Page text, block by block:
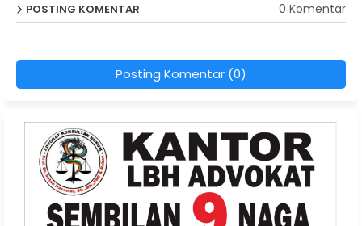
POSTING KOMENTAR 0 Komentar
Posting Komentar (0)